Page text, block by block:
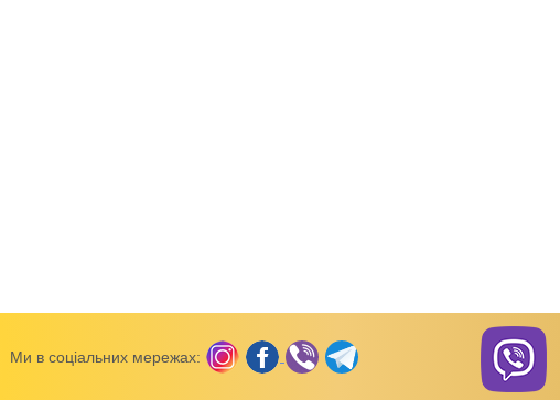
Ми в соціальних мережах: